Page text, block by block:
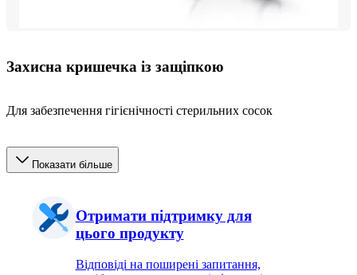
Захисна кришечка із защіпкою
Для забезпечення гігієнічності стерильних сосок
Показати більше
Отримати підтримку для
цього продукту
Відповіді на поширені запитання,